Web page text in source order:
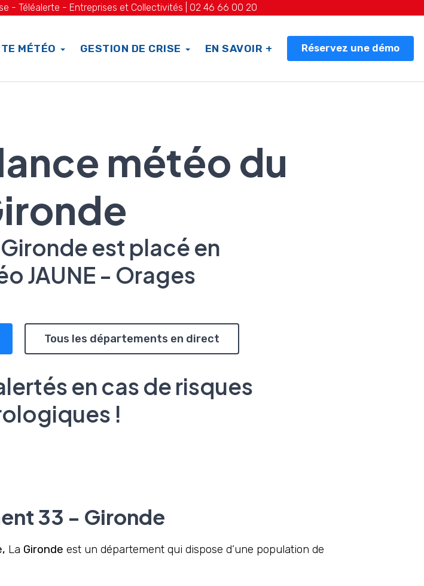
- Téléalerte - Entreprises et Collectivités | 02 46 66 00 20
MÉTÉO GESTION DE CRISE EN SAVOIR + Réservez une démo
météo du
est placé en
JAUNE - Orages
Tous les départements en direct
en cas de risques
!
33 - Gironde
La Gironde est un département qui dispose d’une population de